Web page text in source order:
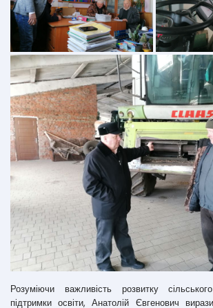
Розуміючи важливість розвитку
підтримки освіти, Анатолій Євгенович